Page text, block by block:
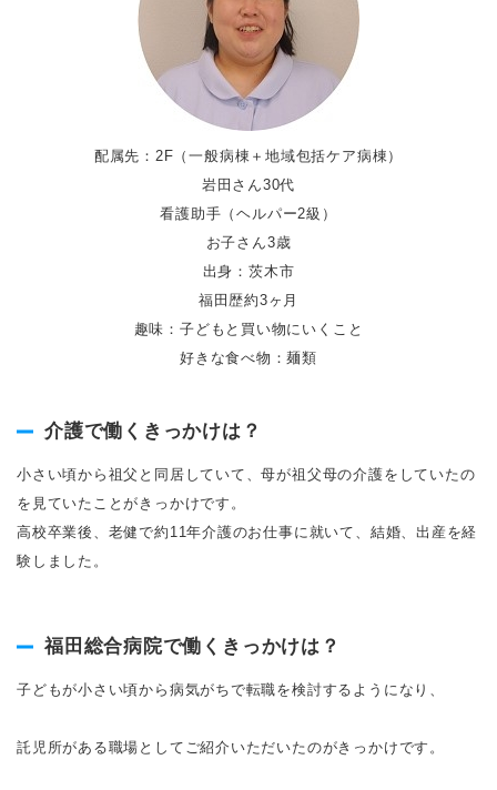
配属先：2F（一般病棟＋地域包括ケア病棟）
岩田さん30代
看護助手（ヘルパー2級）
お子さん3歳
出身：茨木市
福田歴約3ヶ月
趣味：子どもと買い物にいくこと
好きな食べ物：麺類
介護で働くきっかけは？
小さい頃から祖父と同居していて、母が祖父母の介護をしていたの
を見ていたことがきっかけです。
高校卒業後、老健で約11年介護のお仕事に就いて、結婚、出産を経
験しました。
福田総合病院で働くきっかけは？
子どもが小さい頃から病気がちで転職を検討するようになり、
託児所がある職場としてご紹介いただいたのがきっかけです。